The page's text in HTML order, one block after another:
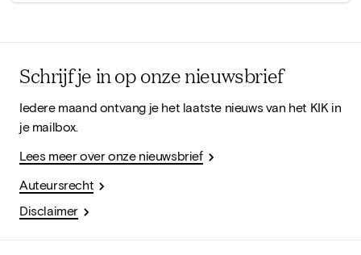
Schrijf je in op onze nieuwsbrief
Iedere maand ontvang je het laatste nieuws van het KIK in
je mailbox.
Lees meer over onze nieuwsbrief
Auteursrecht
Disclaimer